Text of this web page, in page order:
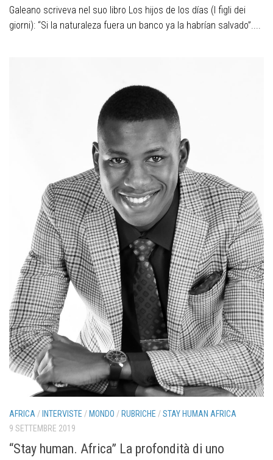
Galeano scriveva nel suo libro Los hijos de los días (I figli dei
giorni): “Si la naturaleza fuera un banco ya la habrían salvado”....
AFRICA/ INTERVISTE / MONDO / RUBRICHE /STAY HUMAN AFRICA
9 SETTEMBRE 2019
“Stay human. Africa” La profondità di uno